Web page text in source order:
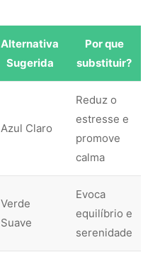
Alternativa
Sugerida
Por que
substituir?
Azul Claro
Reduz o
estresse e
promove
calma
Verde
Suave
Evoca
equilíbrio e
serenidade